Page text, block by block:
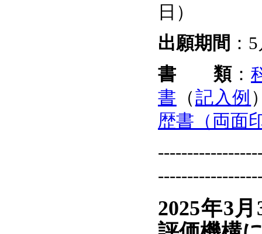
日）
出願期間 ：
書 類 ：
書 （記入例
歴書（両面
2025年3